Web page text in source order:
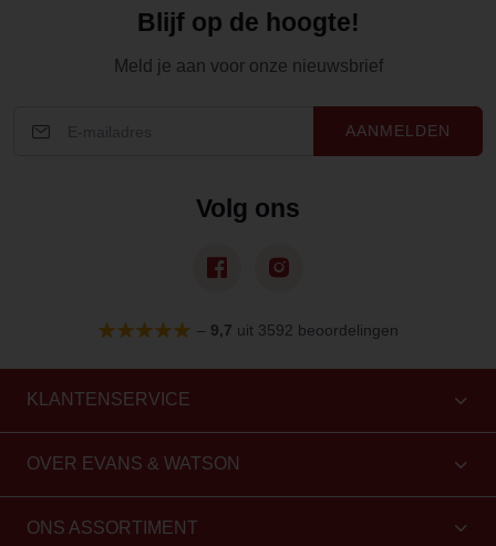
Blijf op de hoogte!
Meld je aan voor onze nieuwsbrief
AANMELDEN
Volg ons
– 9,7 uit 3592 beoordelingen
KLANTENSERVICE
OVER EVANS & WATSON
ONS ASSORTIMENT